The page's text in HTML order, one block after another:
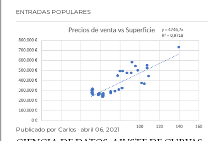
ENTRADAS POPULARES
Publicado por Carlos abril 06, 2021